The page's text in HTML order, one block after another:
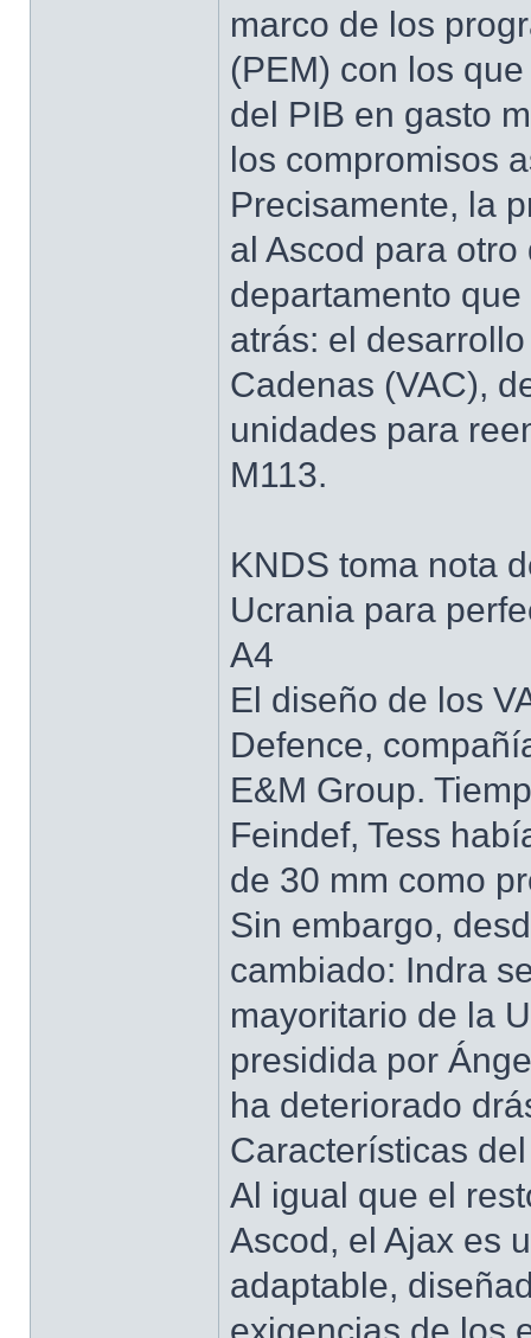
marco de los
(PEM) con los
del PIB en gasto
los compromisos
Precisamente, la
al Ascod para
departamento
atrás: el
Cadenas (VAC),
unidades para
M113.
KNDS toma nota
Ucrania para
A4
El diseño de los
Defence,
E&M Group.
Feindef, Tess
de 30 mm como
Sin embargo,
cambiado: Indra
mayoritario de la
presidida por
ha deteriorado
Características
Al igual que el
Ascod, el Ajax es
adaptable,